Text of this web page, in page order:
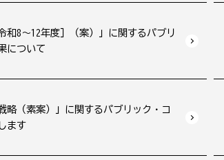
和8～12年度］（案）」に関するパブリ
について
略（素案）」に関するパブリック・コ
ます